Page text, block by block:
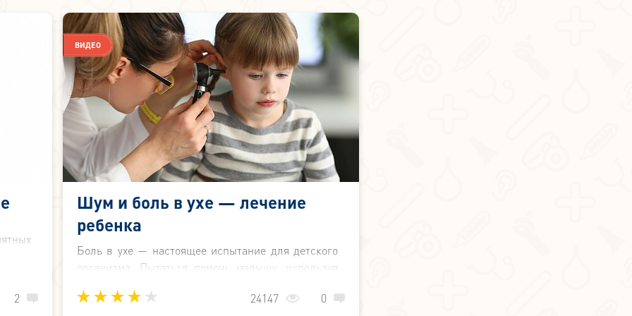
о
у
2
ВИДЕО
Шум и боль в ухе — лечение
ребенка
Боль в ухе — настоящее испытание для детского
организма. Пытаться помочь малышу, используя
не правильно и рискованно. Только грамотный
24147 0